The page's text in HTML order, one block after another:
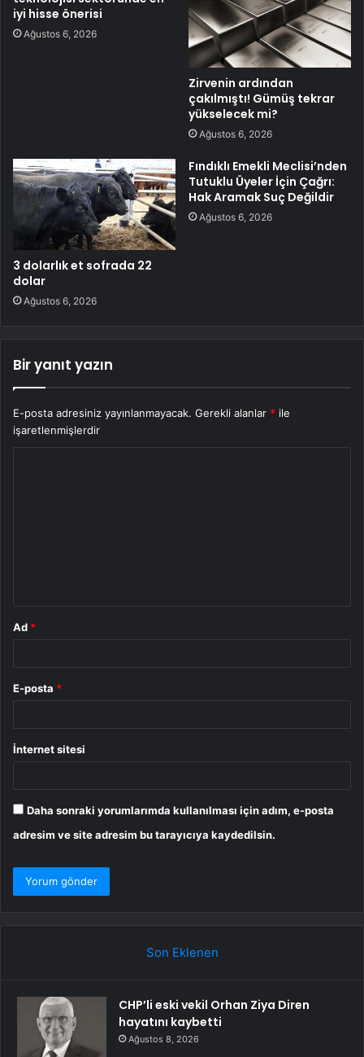
iyi hisse önerisi
Ağustos 6, 2026
Zirvenin ardından
çakılmıştı! Gümüş tekrar
yükselecek mi?
Ağustos 6, 2026
3 dolarlık et sofrada 22
dolar
Ağustos 6, 2026
Fındıklı Emekli Meclisi’nden
Tutuklu Üyeler İçin Çağrı:
Hak Aramak Suç Değildir
Ağustos 6, 2026
Bir yanıt yazın
E-posta adresiniz yayınlanmayacak. Gerekli alanlar * ile
işaretlenmişlerdir
Ad *
E-posta *
İnternet sitesi
Daha sonraki yorumlarımda kullanılması için adım, e-posta
adresim ve site adresim bu tarayıcıya kaydedilsin.
Son Eklenen
CHP’li eski vekil Orhan Ziya Diren
hayatını kaybetti
Ağustos 8, 2026